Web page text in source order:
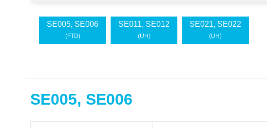
SE005, SE006
(FTD)
SE011, SE012
(UH)
SE021, SE022
(UH)
SE005, SE006